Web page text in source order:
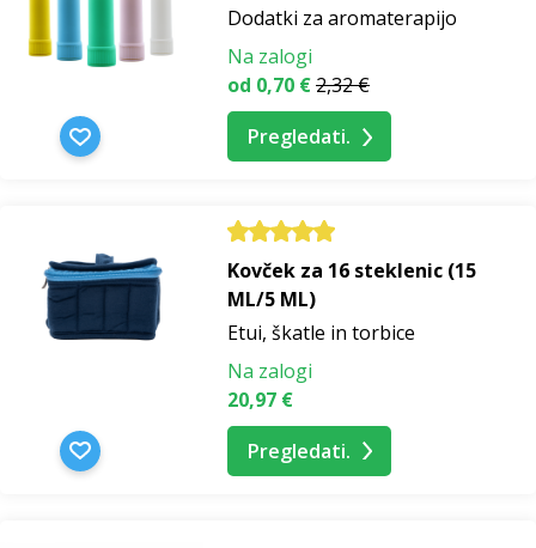
Dodatki za aromaterapijo
Na zalogi
od 0,70 €2,32 €
Pregledati.
Kovček za 16 steklenic (15
ML/5 ML)
Etui, škatle in torbice
Na zalogi
20,97 €
Pregledati.